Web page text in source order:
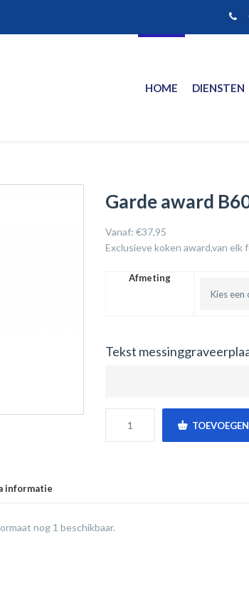
HOME DIENSTEN
Garde award
Vanaf: €37,95
Exclusieve koken award,van elk
Afmeting
Tekst
informatie
nog 1 beschikbaar.